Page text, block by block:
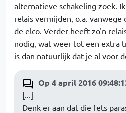
alternatieve schakeling zoek.
relais vermijden, o.a. vanwege
de elco. Verder heeft zo'n
nodig, wat weer tot een extra
is dan natuurlijk dat je al voor
Op 4 april 2016
[...]
Denk er aan dat die fets